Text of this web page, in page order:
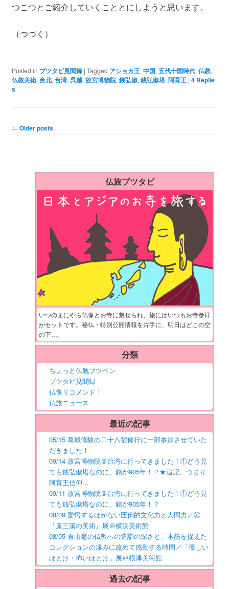
つこつとご紹介していくこととにしようと思います。
（つづく）
Posted in ブツタビ見聞録 | Tagged アショカ王, 中国, 五代十国時代, 仏教,
仏教美術, 台北, 台湾, 呉越, 故宮博物院, 銭弘俶, 銭弘俶塔, 阿育王 | 4Replie
s
Post navigation
← Older posts
仏旅ブツタビ
いつのまにやら仏像とお寺に魅せられ、旅にはいつもお寺参拝
がセットです。秘仏・特別公開情報を片手に、明日はどこの空
の下…。
分類
ちょっと仏勉ブツベン
ブツタビ見聞録
仏像リコメンド！
仏旅ニュース
最近の記事
05/15 葛城修験の二十八宿修行に一部参加させていた
だきました！
09/14 故宮博物院＠台湾に行ってきました！①どう見
ても銭弘俶塔なのに、銘が905年！？★追記。つまり
阿育王信仰…
09/11 故宮博物院＠台湾に行ってきました！①どう見
ても銭弘俶塔なのに、銘が905年！？
08/09 驚愕するほかない圧倒的文化力と人間力／②
『原三溪の美術』展＠横浜美術館
08/05 青山翁の仏教への造詣の深さと、本筋を捉えた
コレクションの凄みに改めて感動する時間／「優しい
ほとけ・怖いほとけ」展＠根津美術館
過去の記事